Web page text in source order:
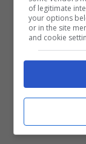
corporatura
loro origine:
da nome,
Bengala è
of legitimate
your options
or in the site
and cookie